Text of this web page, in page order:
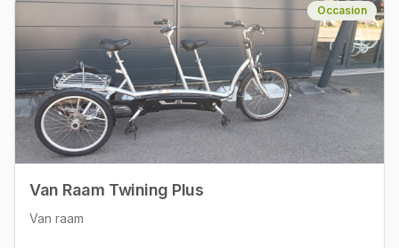
Occasion
Van Raam Twining Plus
Van raam